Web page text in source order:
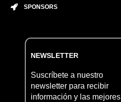
SPONSORS
NEWSLETTER
Suscríbete a nuestro
newsletter para recibir
información y las mejores